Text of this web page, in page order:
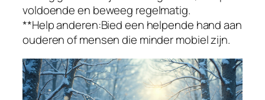
voldoende en beweeg regelmatig.
**Help anderen:Bied een helpende hand aan
ouderen of mensen die minder mobiel zijn.